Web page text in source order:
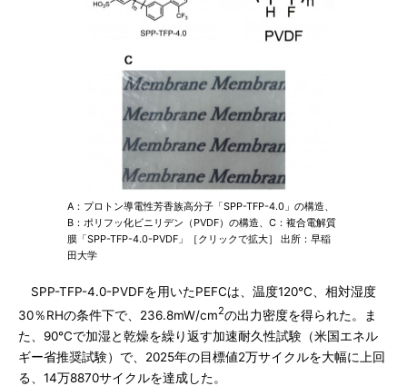
A：プロトン導電性芳香族高分子「SPP-TFP-4.0」の構造、
B：ポリフッ化ビニリデン（PVDF）の構造、C：複合電解質
膜「SPP-TFP-4.0-PVDF」［クリックで拡大］ 出所：早稲
田大学
SPP-TFP-4.0-PVDFを用いたPEFCは、温度120℃、相対湿度
30％RHの条件下で、236.8mW/cm2の出力密度を得られた。ま
た、90℃で加湿と乾燥を繰り返す加速耐久性試験（米国エネル
ギー省推奨試験）で、2025年の目標値2万サイクルを大幅に上回
る、14万8870サイクルを達成した。